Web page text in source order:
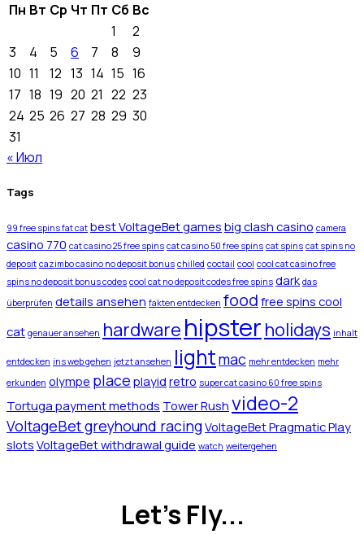
Пн Вт Ср Чт Пт Сб Вс
1
2
3
4 5 6 7 8
9
10 11 12 13 14 15 16
17 18 19 20 21 22 23
24 25 26 27 28 29 30
31
« Июл
Tags
99 free spins fat cat best VoltageBet games big clash casino camera
casino 770 cat casino 25 free spins cat casino 50 free spins cat spins cat spins no
deposit cazimbo casino no deposit bonus chilled coctail cool cool cat casino free
spins no deposit bonus codes cool cat no deposit codes free spins dark das
überprüfen details ansehen fakten entdecken food free spins cool
cat genauer ansehen hardware hipster holidays inhalt
entdecken ins web gehen jetzt ansehen lightmac mehr entdecken mehr
erkunden olympe place playid retro super cat casino 60 free spins
Tortuga payment methods Tower Rush video-2
VoltageBet greyhound racingVoltageBet Pragmatic Play
slots VoltageBet withdrawal guide watch weitergehen
Let's Fly...